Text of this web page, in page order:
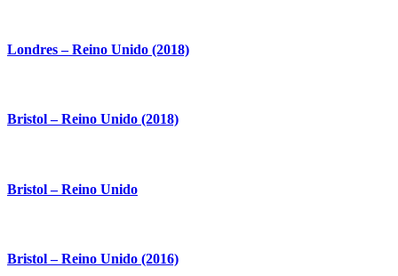
Londres – Reino Unido (2018)
Bristol – Reino Unido (2018)
Bristol – Reino Unido
Bristol – Reino Unido (2016)